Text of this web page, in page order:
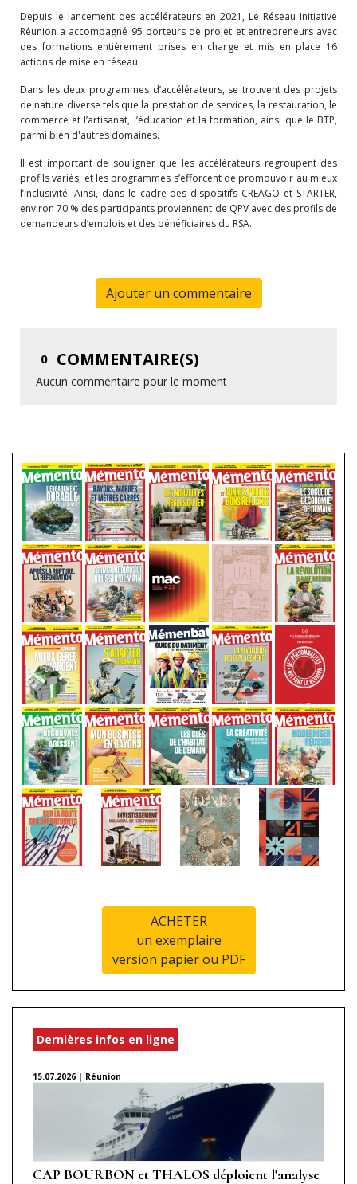
Depuis le lancement des accélérateurs en 2021, Le Réseau Initiative
Réunion a accompagné 95 porteurs de projet et entrepreneurs avec
des formations entièrement prises en charge et mis en place 16
actions de mise en réseau.
Dans les deux programmes d’accélérateurs, se trouvent des projets
de nature diverse tels que la prestation de services, la restauration, le
commerce et l’artisanat, l’éducation et la formation, ainsi que le BTP,
parmi bien d'autres domaines.
Il est important de souligner que les accélérateurs regroupent des
profils variés, et les programmes s’efforcent de promouvoir au mieux
l’inclusivité. Ainsi, dans le cadre des dispositifs CREAGO et STARTER,
environ 70 % des participants proviennent de QPV avec des profils de
demandeurs d’emplois et des bénéficiaires du RSA.
Ajouter un commentaire
0 COMMENTAIRE(S)
Aucun commentaire pour le moment
ACHETER
un exemplaire
version papier ou PDF
Dernières infos en ligne
15.07.2026 | Réunion
CAP BOURBON et THALOS déploient l'analyse